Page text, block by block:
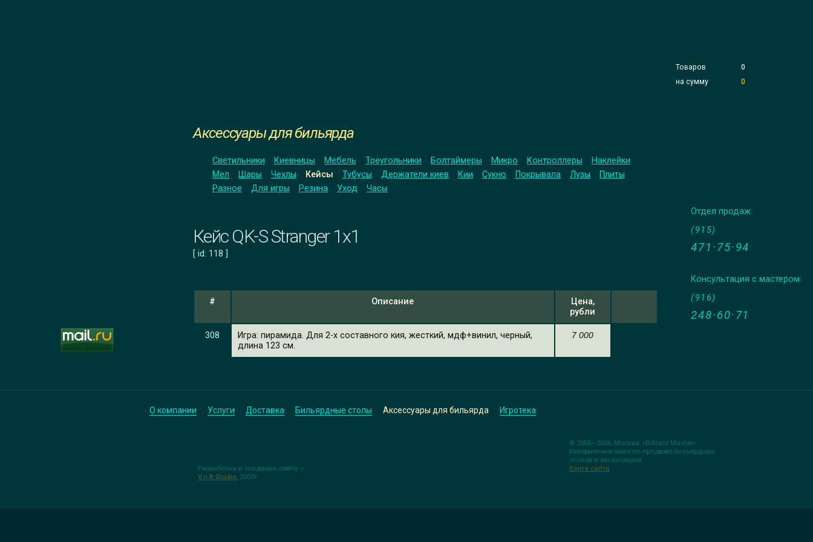
Товаров
0
на сумму
0
Аксессуары для бильярда
Светильники Киевницы Мебель Треугольники Болтаймеры Микро Контроллеры
Наклейки
Мел
Шары Чехлы Кейсы Тубусы Держатели киев Кии Сукно Покрывала Лузы
Плиты
Разное
Для игры Резина Уход Часы
Кейс QK-S Stranger 1x1
[ id: 118 ]
# Описание
Цена,
рубли
308
Игра: пирамида. Для 2-х составного кия, жесткий, мдф+винил, черный,
длина 123 см.
7 000
Отдел продаж:
(915)
471·75·94
Консультация с мастером:
(916)
248·60·71
О компании Услуги Доставка Бильярдные столы Аксессуары для бильярда Игротека
Разработка и создание сайта —
V.n.R Studio, 2007г.
© 2005—2026, Москва, «Billiard Master».
Интернет-магазин по продаже бильярдных
столов и аксессуаров.
Карта сайта